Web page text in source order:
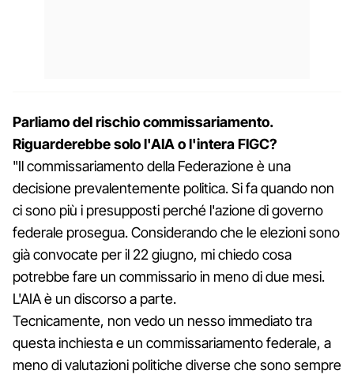
Parliamo del rischio commissariamento.
Riguarderebbe solo l'AIA o l'intera FIGC?
"Il commissariamento della Federazione è una
decisione prevalentemente politica. Si fa quando non
ci sono più i presupposti perché l'azione di governo
federale prosegua. Considerando che le elezioni sono
già convocate per il 22 giugno, mi chiedo cosa
potrebbe fare un commissario in meno di due mesi.
L'AIA è un discorso a parte.
Tecnicamente, non vedo un nesso immediato tra
questa inchiesta e un commissariamento federale, a
meno di valutazioni politiche diverse che sono sempre